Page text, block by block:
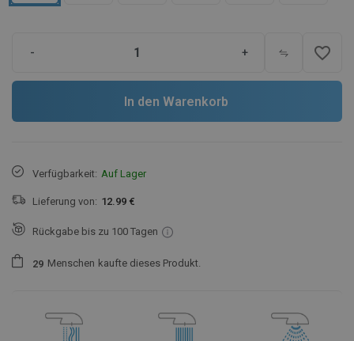
- + favorite_border
In den Warenkorb
Verfügbarkeit: Auf Lager
Lieferung von: 12.99 €
Rückgabe bis zu 100 Tagen
29 Menschen kaufte dieses Produkt.